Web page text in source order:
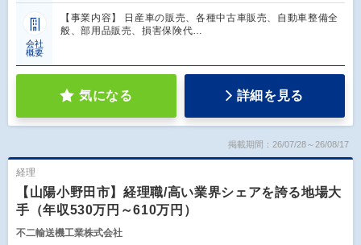
会社
概要
【事業内容】 日産車の販売、各種中古車販売、自動車整備全
般、部用品販売、損害保険代…
気になる 詳細を見る
掲載期間：26/07/28～26/08/17
経理
【山陽小野田市】経理職/高い業界シェアを誇る地場大
手（年収530万円～610万円）
不二輸送機工業株式会社